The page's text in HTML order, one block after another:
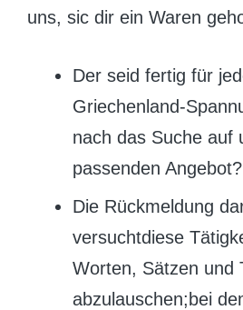
uns, sic dir ein Waren
Der seid fertig für
Griechenland-
nach das Suche auf
passenden Angebot?
Die Rückmeldung
versuchtdiese
Worten, Sätzen und
abzulauschen;bei